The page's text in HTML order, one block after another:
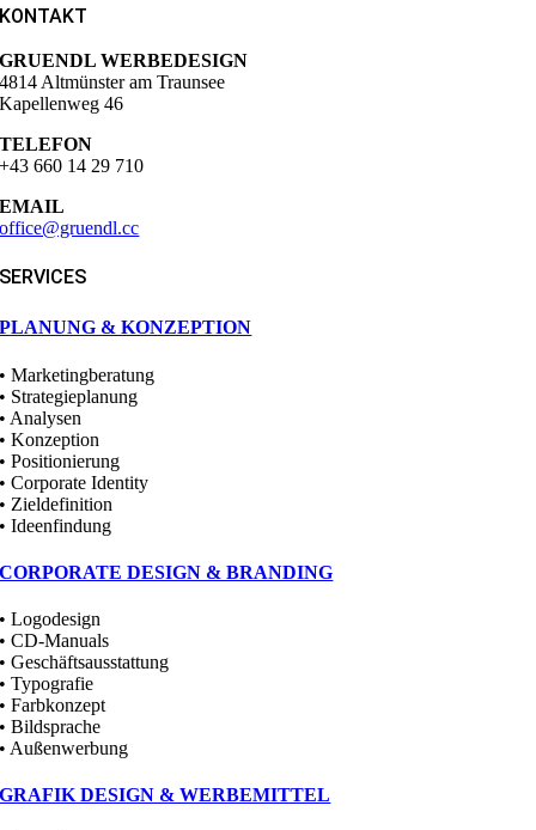
KONTAKT
GRUENDL WERBEDESIGN
4814 Altmünster am Traunsee
Kapellenweg 46
TELEFON
+43 660 14 29 710
EMAIL
office@gruendl.cc
SERVICES
PLANUNG & KONZEPTION
• Marketingberatung
• Strategieplanung
• Analysen
• Konzeption
• Positionierung
• Corporate Identity
• Zieldefinition
• Ideenfindung
CORPORATE DESIGN & BRANDING
• Logodesign
• CD-Manuals
• Geschäftsausstattung
• Typografie
• Farbkonzept
• Bildsprache
• Außenwerbung
GRAFIK DESIGN & WERBEMITTEL